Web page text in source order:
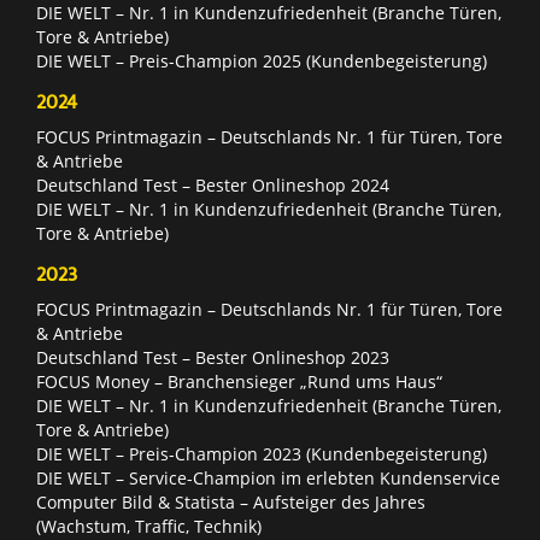
DIE WELT – Nr. 1 in Kundenzufriedenheit (Branche Türen,
Tore & Antriebe)
DIE WELT – Preis-Champion 2025 (Kundenbegeisterung)
2024
FOCUS Printmagazin – Deutschlands Nr. 1 für Türen, Tore
& Antriebe
Deutschland Test – Bester Onlineshop 2024
DIE WELT – Nr. 1 in Kundenzufriedenheit (Branche Türen,
Tore & Antriebe)
2023
FOCUS Printmagazin – Deutschlands Nr. 1 für Türen, Tore
& Antriebe
Deutschland Test – Bester Onlineshop 2023
FOCUS Money – Branchensieger „Rund ums Haus“
DIE WELT – Nr. 1 in Kundenzufriedenheit (Branche Türen,
Tore & Antriebe)
DIE WELT – Preis-Champion 2023 (Kundenbegeisterung)
DIE WELT – Service-Champion im erlebten Kundenservice
Computer Bild & Statista – Aufsteiger des Jahres
(Wachstum, Traffic, Technik)